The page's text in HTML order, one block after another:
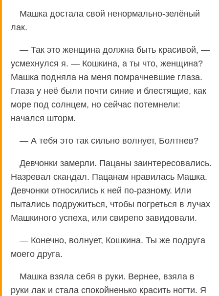
Машка достала свой ненормально-зелёный
лак.
— Так это женщина должна быть красивой, —
усмехнулся я. — Кошкина, а ты что, женщина?
Машка подняла на меня помрачневшие глаза.
Глаза у неё были почти синие и блестящие, как
море под солнцем, но сейчас потемнели:
начался шторм.
— А тебя это так сильно волнует, Болтнев?
Девчонки замерли. Пацаны заинтересовались.
Назревал скандал. Пацанам нравилась Машка.
Девчонки относились к ней по-разному. Или
пытались подружиться, чтобы погреться в лучах
Машкиного успеха, или свирепо завидовали.
— Конечно, волнует, Кошкина. Ты же подруга
моего друга.
Машка взяла себя в руки. Вернее, взяла в
руки лак и стала спокойненько красить ногти. Я